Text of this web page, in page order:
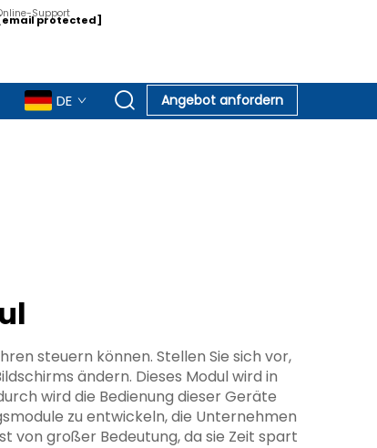
Support
protected]
DE Angebot anfordern
steuern können. Stellen Sie sich vor,
ändern. Dieses Modul wird in
wird die Bedienung dieser Geräte
zu entwickeln, die Unternehmen
von großer Bedeutung, da sie Zeit spart